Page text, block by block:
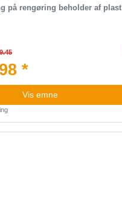
på rengøring beholder af plast
*
Vis emne